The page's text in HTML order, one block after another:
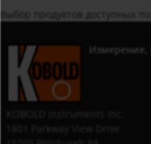
Выбор продуктов доступных
Измерение,